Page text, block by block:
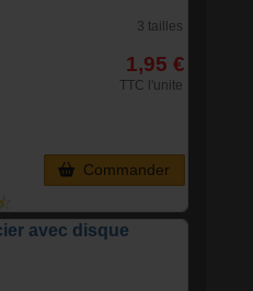
3 tailles
1,95 €
TTC l'unite
Commander
avec disque